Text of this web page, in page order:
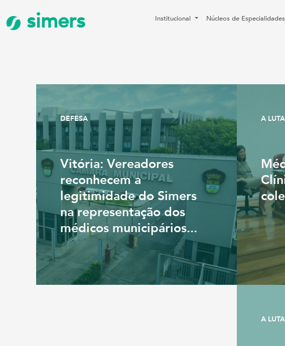
simers Institucional Núcleos de Especialidades
DEFESA
Vitória: Vereadores
reconhecem a
legitimidade do Simers
na representação dos
médicos municipários...
A LUTA
A LUTA